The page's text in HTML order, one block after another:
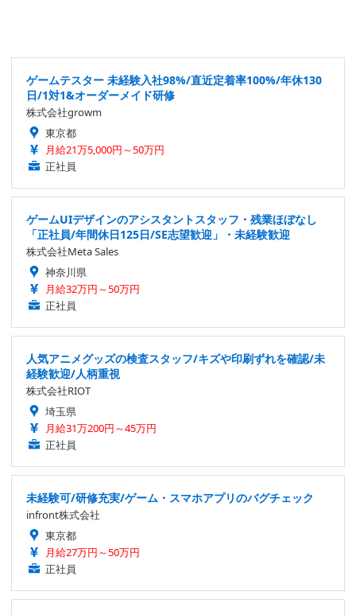
ゲームテスター 未経験入社98%/直近定着率100%/年休130
日/1対1&オーダーメイド研修
株式会社growm
東京都
月給21万5,000円～50万円
正社員
ゲームUIデザインのアシスタントスタッフ・残業ほぼなし
「正社員/年間休日125日/SE志望歓迎」・未経験歓迎
株式会社Meta Sales
神奈川県
月給32万円～50万円
正社員
人気アニメグッズの検査スタッフ/キズや印刷ずれを確認/未
経験歓迎/人柄重視
株式会社RIOT
埼玉県
月給31万200円～45万円
正社員
未経験可/研修充実/ゲーム・スマホアプリのバグチェック
infront株式会社
東京都
月給27万円～50万円
正社員